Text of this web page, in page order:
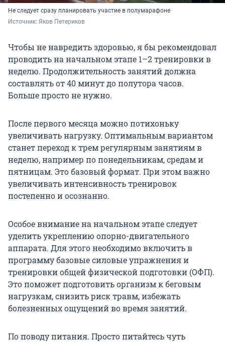
Не следует сразу планировать участие в полумарафоне
Источник: Яков Петериков
Чтобы не навредить здоровью, я бы рекомендовал
проводить на начальном этапе 1–2 тренировки в
неделю. Продолжительность занятий должна
составлять от 40 минут до полутора часов.
Больше просто не нужно.
После первого месяца можно потихоньку
увеличивать нагрузку. Оптимальным вариантом
станет переход к трем регулярным занятиям в
неделю, например по понедельникам, средам и
пятницам. Это базовый формат. При этом важно
увеличивать интенсивность тренировок
постепенно и осознанно.
Особое внимание на начальном этапе следует
уделить укреплению опорно-двигательного
аппарата. Для этого необходимо включить в
программу базовые силовые упражнения и
тренировки общей физической подготовки (ОФП).
Это поможет подготовить организм к беговым
нагрузкам, снизить риск травм, избежать
болезненных ощущений во время занятий.
По поводу питания. Просто питайтесь чуть